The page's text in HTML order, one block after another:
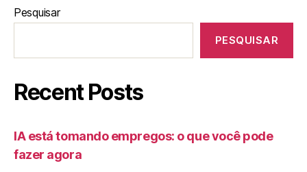
Pesquisar
PESQUISAR
Recent Posts
IA está tomando empregos: o que você pode
fazer agora